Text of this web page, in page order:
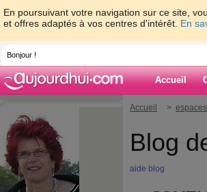
En poursuivant votre navigation sur ce site,
et offres adaptés à vos centres d'intérêt. En
Bonjour !
Accueil
Accueil > espaces
Blog
aide blog